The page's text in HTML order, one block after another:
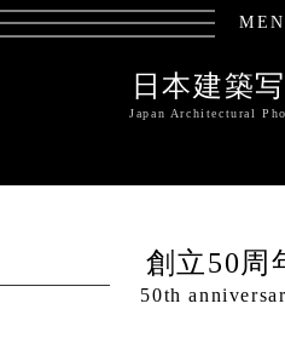
日本建築
Japan Architectural
創立50周
50th